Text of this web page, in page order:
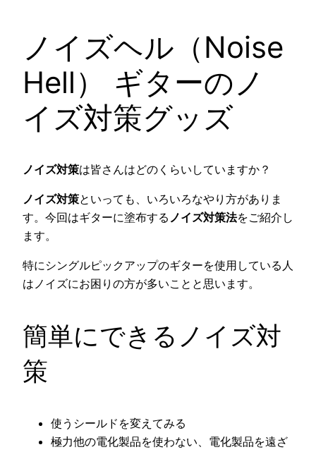
ノイズヘル（Noise
Hell） ギターのノ
イズ対策グッズ
ノイズ対策は皆さんはどのくらいしていますか？
ノイズ対策といっても、いろいろなやり方がありま
す。今回はギターに塗布する ノイズ対策法をご紹介し
ます。
特にシングルピックアップのギターを使用している人
はノイズにお困りの方が多いことと思います。
簡単にできるノイズ対
策
使うシールドを変えてみる
極力他の電化製品を使わない、電化製品を遠ざ